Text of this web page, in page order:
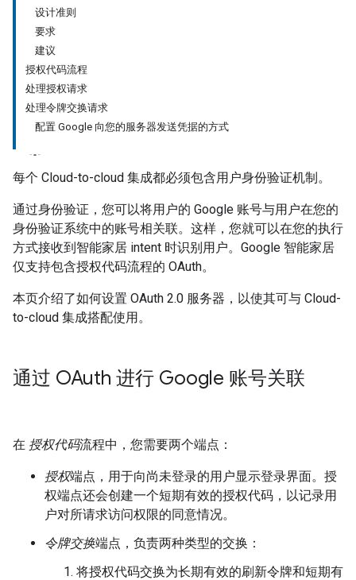
设计准则
要求
建议
授权代码流程
处理授权请求
处理令牌交换请求
配置 Google 向您的服务器发送凭据的方式
每个 Cloud-to-cloud 集成都必须包含用户身份验证机制。
通过身份验证，您可以将用户的 Google 账号与用户在您的
身份验证系统中的账号相关联。这样，您就可以在您的执行
方式接收到智能家居 intent 时识别用户。Google 智能家居
仅支持包含授权代码流程的 OAuth。
本页介绍了如何设置 OAuth 2.0 服务器，以使其可与 Cloud-
to-cloud 集成搭配使用。
通过 OAuth 进行 Google 账号关联
在 授权代码流程中，您需要两个端点：
授权端点，用于向尚未登录的用户显示登录界面。授
权端点还会创建一个短期有效的授权代码，以记录用
户对所请求访问权限的同意情况。
令牌交换端点，负责两种类型的交换：
将授权代码交换为长期有效的刷新令牌和短期有